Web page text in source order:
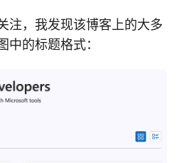
注，我发现该博客上的大多
中的标题格式：